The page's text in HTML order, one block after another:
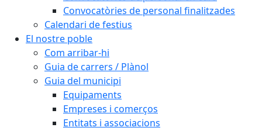
Convocatòries de personal finalitzades
Calendari de festius
El nostre poble
Com arribar-hi
Guia de carrers / Plànol
Guia del municipi
Equipaments
Empreses i comerços
Entitats i associacions